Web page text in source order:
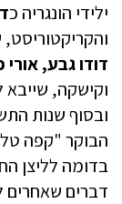
ילידי הונגריה כ
והקריקטוריסט,
דודו גבע, אורי
וקישקה,
ובסוף שנות
הבוקר "קפה
בדומה לליצן
דברים שאחרים